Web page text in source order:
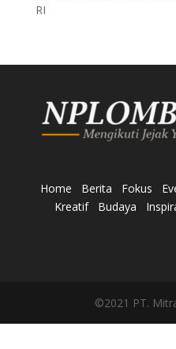
RI
Home Berita Fokus
Kreatif
Budaya
©2021 PT.